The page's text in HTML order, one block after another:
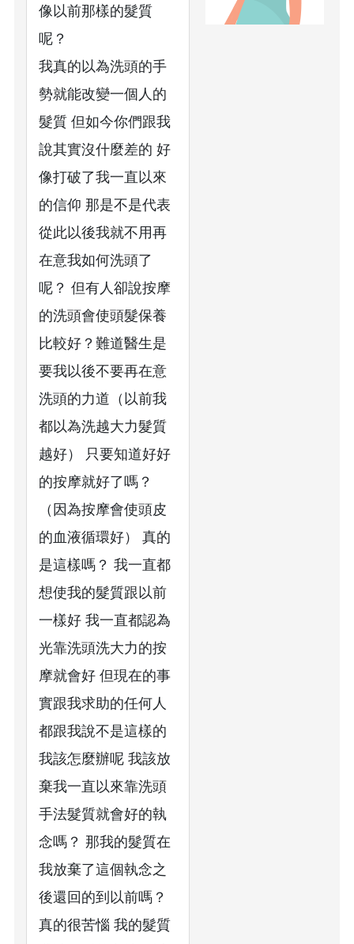
像以前那樣的髮質
呢？
我真的以為洗頭的手
勢就能改變一個人的
髮質 但如今你們跟我
說其實沒什麼差的 好
像打破了我一直以來
的信仰 那是不是代表
從此以後我就不用再
在意我如何洗頭了
呢？ 但有人卻說按摩
的洗頭會使頭髮保養
比較好？難道醫生是
要我以後不要再在意
洗頭的力道（以前我
都以為洗越大力髮質
越好） 只要知道好好
的按摩就好了嗎？
（因為按摩會使頭皮
的血液循環好） 真的
是這樣嗎？ 我一直都
想使我的髮質跟以前
一樣好 我一直都認為
光靠洗頭洗大力的按
摩就會好 但現在的事
實跟我求助的任何人
都跟我說不是這樣的
我該怎麼辦呢 我該放
棄我一直以來靠洗頭
手法髮質就會好的執
念嗎？ 那我的髮質在
我放棄了這個執念之
後還回的到以前嗎？
真的很苦惱 我的髮質